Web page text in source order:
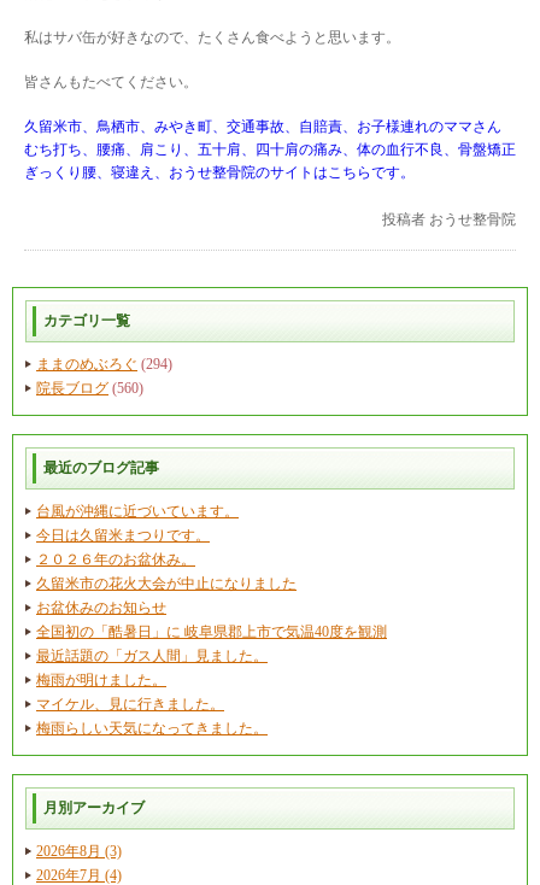
私はサバ缶が好きなので、たくさん食べようと思います。
皆さんもたべてください。
久留米市、鳥栖市、みやき町、交通事故、自賠責、お子様連れのママさん
むち打ち、腰痛、肩こり、五十肩、四十肩の痛み、体の血行不良、骨盤矯正
ぎっくり腰、寝違え、おうせ整骨院のサイトはこちらです。
投稿者 おうせ整骨院
カテゴリ一覧
ままのめぶろぐ (294)
院長ブログ (560)
最近のブログ記事
台風が沖縄に近づいています。
今日は久留米まつりです。
２０２６年のお盆休み。
久留米市の花火大会が中止になりました
お盆休みのお知らせ
全国初の「酷暑日」に 岐阜県郡上市で気温40度を観測
最近話題の「ガス人間」見ました。
梅雨が明けました。
マイケル、見に行きました。
梅雨らしい天気になってきました。
月別アーカイブ
2026年8月 (3)
2026年7月 (4)